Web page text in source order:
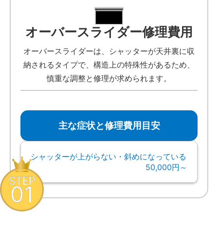
オーバースライダー修理費用
オーバースライダーは、シャッターが天井裏に収
納されるタイプで、構造上の特殊性があるため、
慎重な調整と修理が求められます。
主な症状と修理費用目安
シャッターが上がらない・斜めになっている
50,000円～
STEP
01